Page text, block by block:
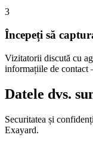
3
Începeți să
Vizitatorii discută cu
informațiile de
Datele dvs.
Securitatea și
Exayard.